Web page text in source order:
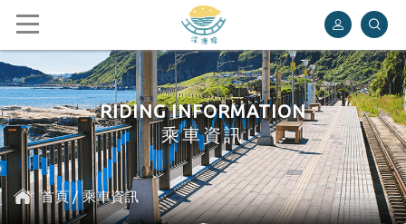
深澳鐵道自行車
RIDING INFORMATION
乘車資訊
首頁/乘車資訊